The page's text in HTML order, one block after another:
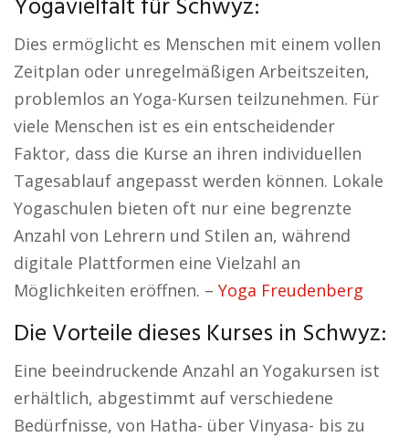
Yogavielfalt für Schwyz:
Dies ermöglicht es Menschen mit einem vollen
Zeitplan oder unregelmäßigen Arbeitszeiten,
problemlos an Yoga-Kursen teilzunehmen. Für
viele Menschen ist es ein entscheidender
Faktor, dass die Kurse an ihren individuellen
Tagesablauf angepasst werden können. Lokale
Yogaschulen bieten oft nur eine begrenzte
Anzahl von Lehrern und Stilen an, während
digitale Plattformen eine Vielzahl an
Möglichkeiten eröffnen. – Yoga Freudenberg
Die Vorteile dieses Kurses in Schwyz:
Eine beeindruckende Anzahl an Yogakursen ist
erhältlich, abgestimmt auf verschiedene
Bedürfnisse, von Hatha- über Vinyasa- bis zu